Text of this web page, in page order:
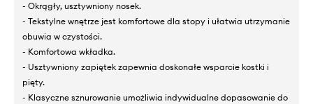
- Okrągły, usztywniony nosek.
- Tekstylne wnętrze jest komfortowe dla stopy i ułatwia utrzymanie
obuwia w czystości.
- Komfortowa wkładka.
- Usztywniony zapiętek zapewnia doskonałe wsparcie kostki i
pięty.
- Klasyczne sznurowanie umożliwia indywidualne dopasowanie do